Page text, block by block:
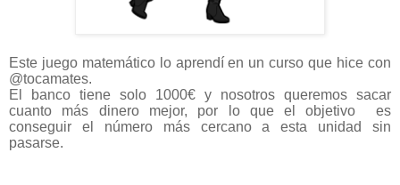
Este juego matemático lo aprendí en un curso que hice con
@tocamates.
El banco tiene solo 1000€ y nosotros queremos sacar
cuanto más dinero mejor, por lo que el objetivo es
conseguir el número más cercano a esta unidad sin
pasarse.